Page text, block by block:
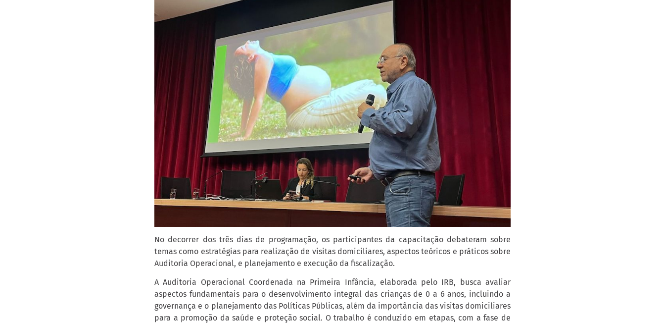
No decorrer dos três dias de programação, os participantes da capacitação debateram sobre
temas como estratégias para realização de visitas domiciliares, aspectos teóricos e práticos sobre
Auditoria Operacional, e planejamento e execução da fiscalização.
A Auditoria Operacional Coordenada na Primeira Infância, elaborada pelo IRB, busca avaliar
aspectos fundamentais para o desenvolvimento integral das crianças de 0 a 6 anos, incluindo a
governança e o planejamento das Políticas Públicas, além da importância das visitas domiciliares
para a promoção da saúde e proteção social. O trabalho é conduzido em etapas, com a fase de